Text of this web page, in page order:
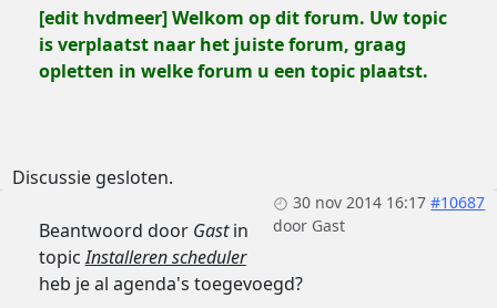
[edit hvdmeer] Welkom op dit forum. Uw topic
is verplaatst naar het juiste forum, graag
opletten in welke forum u een topic plaatst.
Discussie gesloten.
30 nov 2014 16:17 #10687
door Gast
Beantwoord door Gastin
topicInstalleren scheduler
heb je al agenda's toegevoegd?